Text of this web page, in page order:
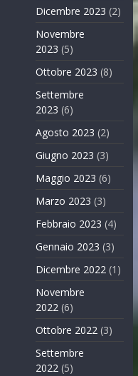
Dicembre 2023 (2)
Novembre
2023 (5)
Ottobre 2023 (8)
Settembre
2023 (6)
Agosto 2023 (2)
Giugno 2023 (3)
Maggio 2023 (6)
Marzo 2023 (3)
Febbraio 2023 (4)
Gennaio 2023 (3)
Dicembre 2022 (1)
Novembre
2022 (6)
Ottobre 2022 (3)
Settembre
2022 (5)